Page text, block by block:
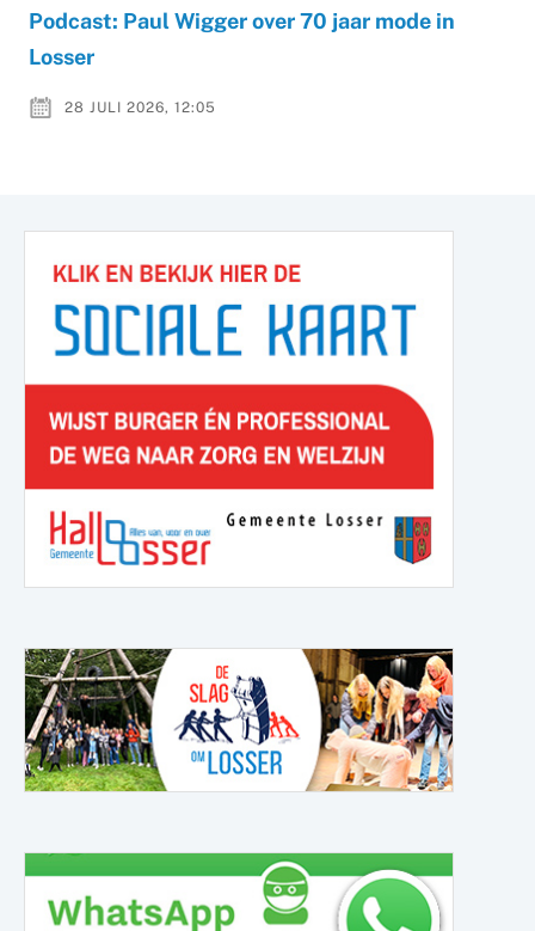
Podcast: Paul Wigger over 70 jaar mode in
Losser
28 JULI 2026, 12:05